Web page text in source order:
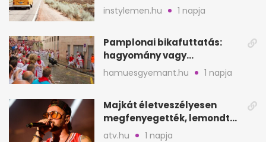
instylemen.hu 1 napja
Pamplonai bikafuttatás:
hagyomány vagy
értelmetlen vérontás?
hamuesgyemant.hu 1 napja
Majkát életveszélyesen
megfenyegették, lemondta
a sepsiszentgyörgyi
atv.hu 1 napja